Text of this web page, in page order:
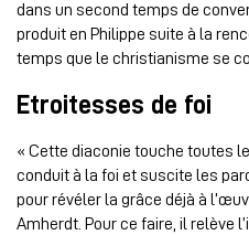
dans un second temps de
produit en Philippe suite à la
temps que le christianisme se
Etroitesses de foi
« Cette diaconie touche toutes
conduit à la foi et suscite les
pour révéler la grâce déjà à
Amherdt. Pour ce faire, il relève